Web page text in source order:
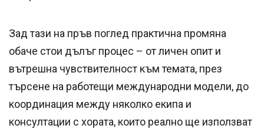
Зад тази на пръв поглед практична промяна
обаче стои дълъг процес – от личен опит и
вътрешна чувствителност към темата, през
търсене на работещи международни модели, до
координация между няколко екипа и
консултации с хората, които реално ще използват